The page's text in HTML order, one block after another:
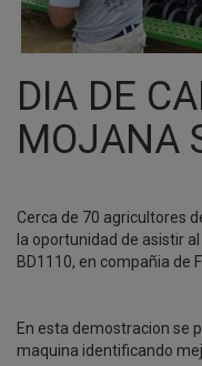
DIA DE
MOJANA
Cerca de 70 agricultores
la oportunidad de asistir
BD1110, en compañia de
En esta demostracion se
maquina identificando